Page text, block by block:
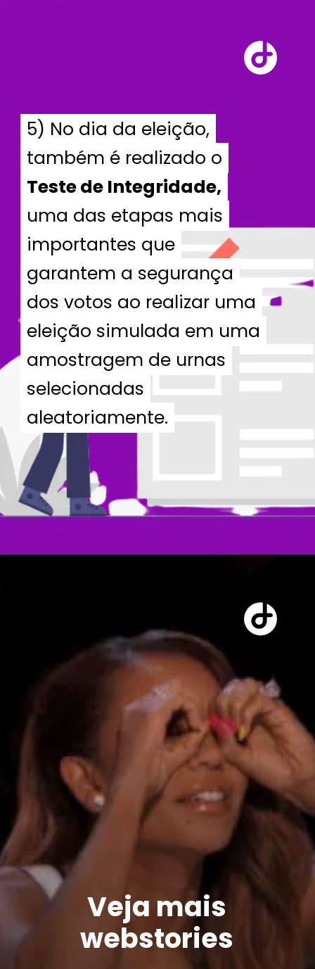
5) No dia da eleição,
também é realizado o
Teste de Integridade,
uma das etapas mais
importantes que
garantem a segurança
dos votos ao realizar uma
eleição simulada em uma
amostragem de urnas
selecionadas
aleatoriamente.
5) No dia da eleição,
também é realizado o
Teste de Integridade,
uma das etapas mais
importantes que
garantem a segurança
dos votos ao realizar uma
eleição simulada em uma
amostragem de urnas
selecionadas
aleatoriamente.
Veja mais
webstories